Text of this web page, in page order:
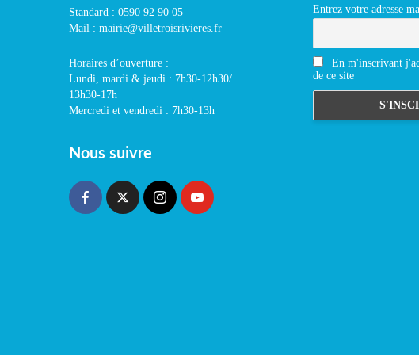
Standard : 0590 92 90 05
Mail : mairie@villetroisrivieres.fr
Horaires d’ouverture :
Lundi, mardi & jeudi : 7h30-12h30/
13h30-17h
Mercredi et vendredi : 7h30-13h
Nous suivre
Entrez votre adresse
En m'inscrivant
de ce site